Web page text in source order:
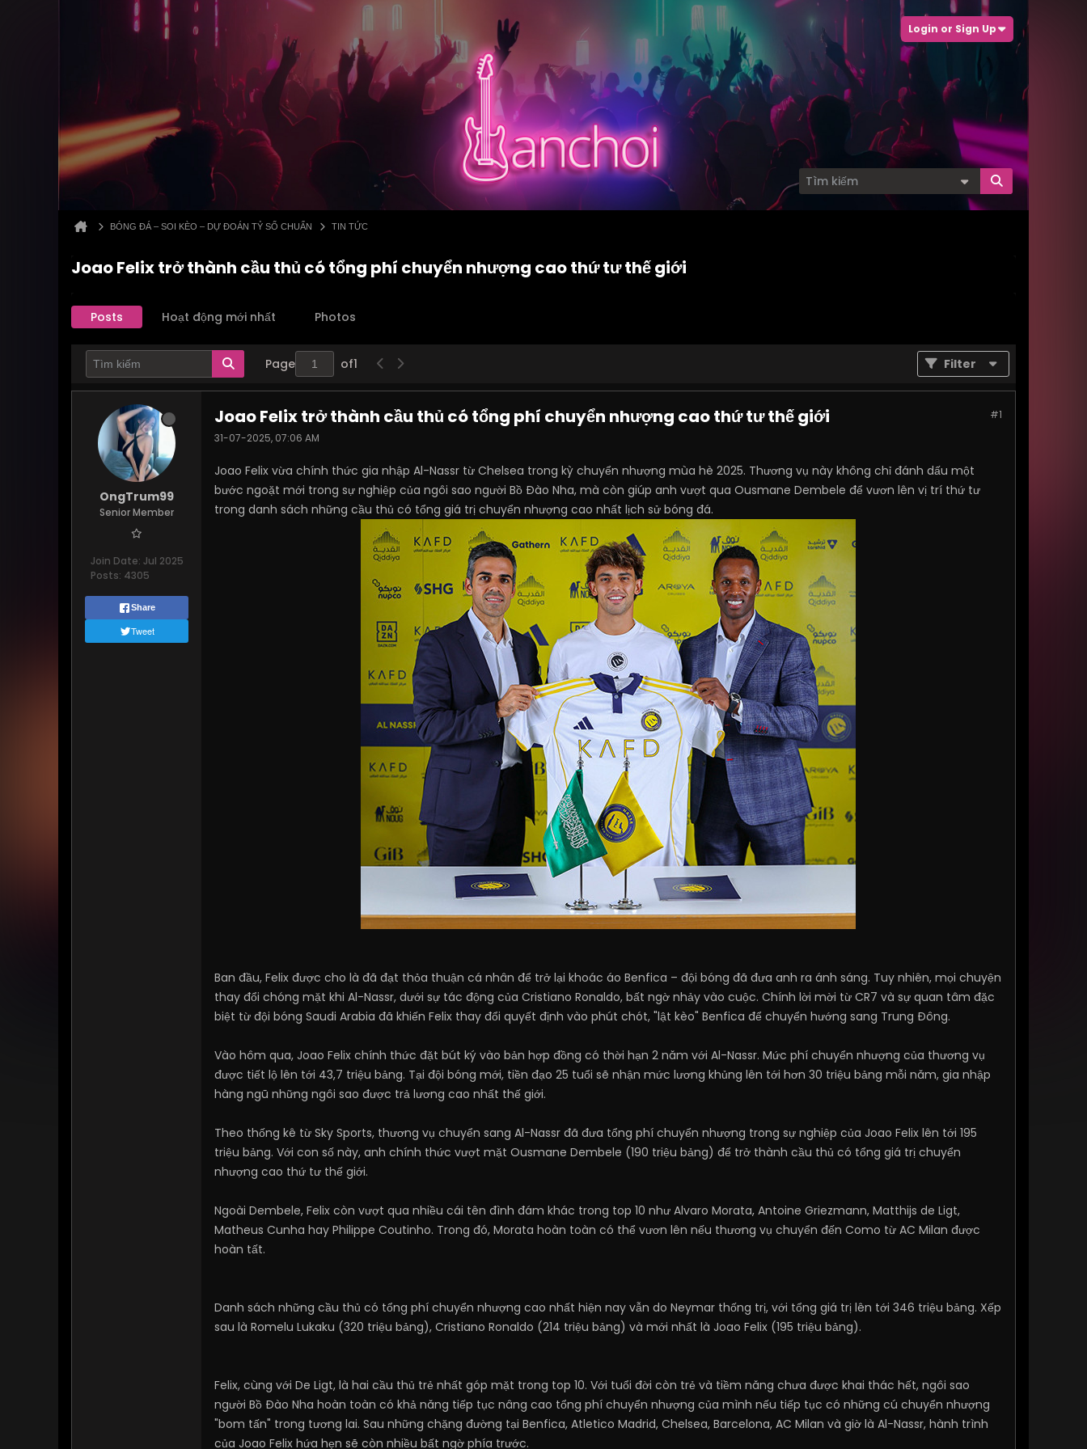
Login or Sign Up
BÓNG ĐÁ – SOI KÈO – DỰ ĐOÁN TỶ SỐ CHUẨN TIN TỨC
Joao Felix trở thành cầu thủ có tổng phí chuyển nhượng cao thứ tư thế giới
Posts Hoạt động mới nhất Photos
Page of1 Filter
OngTrum99
Senior Member
Join Date: Jul 2025
Posts: 4305
Share
Tweet
#1
Joao Felix trở thành cầu thủ có tổng phí chuyển nhượng cao thứ tư thế giới
31-07-2025, 07:06 AM
Joao Felix vừa chính thức gia nhập Al-Nassr từ Chelsea trong kỳ chuyển nhượng mùa hè 2025. Thương vụ này không chỉ đánh dấu một
bước ngoặt mới trong sự nghiệp của ngôi sao người Bồ Đào Nha, mà còn giúp anh vượt qua Ousmane Dembele để vươn lên vị trí thứ tư
trong danh sách những cầu thủ có tổng giá trị chuyển nhượng cao nhất lịch sử bóng đá.
Ban đầu, Felix được cho là đã đạt thỏa thuận cá nhân để trở lại khoác áo Benfica – đội bóng đã đưa anh ra ánh sáng. Tuy nhiên, mọi chuyện
thay đổi chóng mặt khi Al-Nassr, dưới sự tác động của Cristiano Ronaldo, bất ngờ nhảy vào cuộc. Chính lời mời từ CR7 và sự quan tâm đặc
biệt từ đội bóng Saudi Arabia đã khiến Felix thay đổi quyết định vào phút chót, "lật kèo" Benfica để chuyển hướng sang Trung Đông.
Vào hôm qua, Joao Felix chính thức đặt bút ký vào bản hợp đồng có thời hạn 2 năm với Al-Nassr. Mức phí chuyển nhượng của thương vụ
được tiết lộ lên tới 43,7 triệu bảng. Tại đội bóng mới, tiền đạo 25 tuổi sẽ nhận mức lương khủng lên tới hơn 30 triệu bảng mỗi năm, gia nhập
hàng ngũ những ngôi sao được trả lương cao nhất thế giới.
Theo thống kê từ Sky Sports, thương vụ chuyển sang Al-Nassr đã đưa tổng phí chuyển nhượng trong sự nghiệp của Joao Felix lên tới 195
triệu bảng. Với con số này, anh chính thức vượt mặt Ousmane Dembele (190 triệu bảng) để trở thành cầu thủ có tổng giá trị chuyển
nhượng cao thứ tư thế giới.
Ngoài Dembele, Felix còn vượt qua nhiều cái tên đình đám khác trong top 10 như Alvaro Morata, Antoine Griezmann, Matthijs de Ligt,
Matheus Cunha hay Philippe Coutinho. Trong đó, Morata hoàn toàn có thể vươn lên nếu thương vụ chuyển đến Como từ AC Milan được
hoàn tất.
Danh sách những cầu thủ có tổng phí chuyển nhượng cao nhất hiện nay vẫn do Neymar thống trị, với tổng giá trị lên tới 346 triệu bảng. Xếp
sau là Romelu Lukaku (320 triệu bảng), Cristiano Ronaldo (214 triệu bảng) và mới nhất là Joao Felix (195 triệu bảng).
Felix, cùng với De Ligt, là hai cầu thủ trẻ nhất góp mặt trong top 10. Với tuổi đời còn trẻ và tiềm năng chưa được khai thác hết, ngôi sao
người Bồ Đào Nha hoàn toàn có khả năng tiếp tục nâng cao tổng phí chuyển nhượng của mình nếu tiếp tục có những cú chuyển nhượng
"bom tấn" trong tương lai. Sau những chặng đường tại Benfica, Atletico Madrid, Chelsea, Barcelona, AC Milan và giờ là Al-Nassr, hành trình
của Joao Felix hứa hẹn sẽ còn nhiều bất ngờ phía trước.